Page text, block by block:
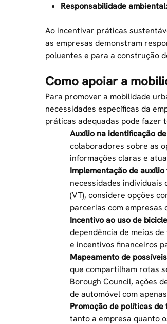
Responsabilidade ambiental:
Ao incentivar práticas
as empresas demonstram
poluentes e para a construção
Como apoiar a
Para promover a mobilidade
necessidades específicas da
práticas adequadas pode fazer
Auxílio na identificação
colaboradores sobre as
informações claras e
Implementação de
necessidades individuais
(VT), considere opções
parcerias com empresas
Incentivo ao uso de
dependência de meios
e incentivos financeiros
Mapeamento de
que compartilham rotas
Borough Council, ações
de automóvel com
Promoção de políticas
tanto a empresa quanto